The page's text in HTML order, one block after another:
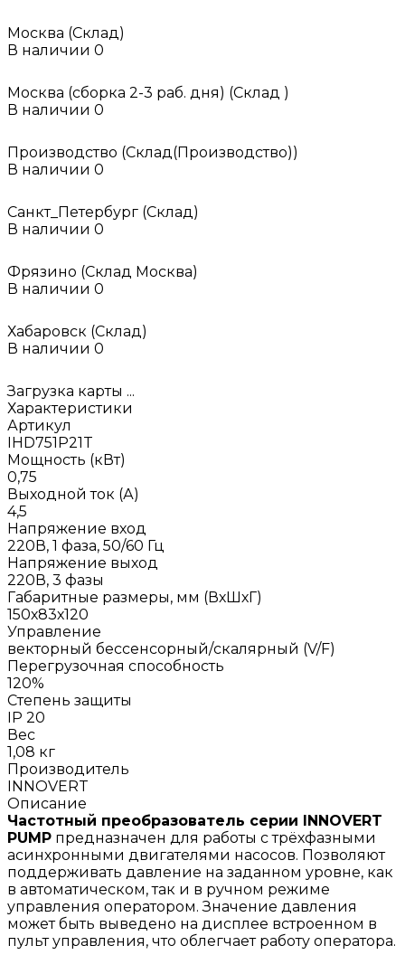
Москва (Склад)
В наличии 0
Москва (сборка 2-3 раб. дня) (Склад )
В наличии 0
Производство (Склад(Производство))
В наличии 0
Санкт_Петербург (Склад)
В наличии 0
Фрязино (Склад Москва)
В наличии 0
Хабаровск (Склад)
В наличии 0
Загрузка карты ...
Характеристики
Артикул
IHD751P21T
Мощность (кВт)
0,75
Выходной ток (А)
4,5
Напряжение вход
220В, 1 фаза, 50/60 Гц
Напряжение выход
220В, 3 фазы
Габаритные размеры, мм (ВхШхГ)
150х83х120
Управление
векторный бессенсорный/скалярный (V/F)
Перегрузочная способность
120%
Степень защиты
IP 20
Вес
1,08 кг
Производитель
INNOVERT
Описание
Частотный преобразователь серии INNOVERT
PUMP предназначен для работы с трёхфазными
асинхронными двигателями насосов. Позволяют
поддерживать давление на заданном уровне, как
в автоматическом, так и в ручном режиме
управления оператором. Значение давления
может быть выведено на дисплее встроенном в
пульт управления, что облегчает работу оператора.